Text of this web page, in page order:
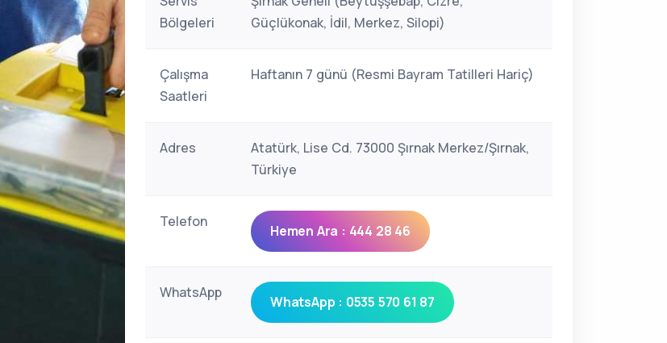
Bölgeleri
Güçlükonak, İdil, Merkez, Silopi)
Çalışma
Saatleri
Haftanın 7 günü (Resmi Bayram Tatilleri Hariç)
Adres
Atatürk, Lise Cd. 73000 Şırnak Merkez/Şırnak,
Türkiye
Telefon
Hemen Ara : 444 28 46
WhatsApp
WhatsApp : 0535 570 61 87